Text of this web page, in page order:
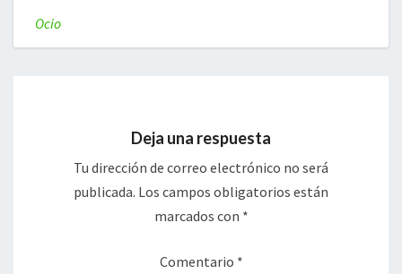
Ocio
Deja una respuesta
Tu dirección de correo electrónico no será
publicada. Los campos obligatorios están
marcados con *
Comentario *